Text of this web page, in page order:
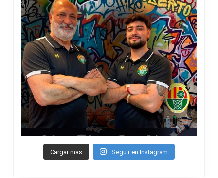
Cargar mas Seguir en Instagram